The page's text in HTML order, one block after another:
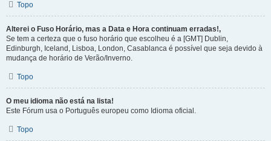
Topo
Alterei o Fuso Horário, mas a Data e Hora continuam erradas!,
Se tem a certeza que o fuso horário que escolheu é a [GMT] Dublin,
Edinburgh, Iceland, Lisboa, London, Casablanca é possível que seja devido à
mudança de horário de Verão/Inverno.
Topo
O meu idioma não está na lista!
Este Fórum usa o Português europeu como Idioma oficial.
Topo